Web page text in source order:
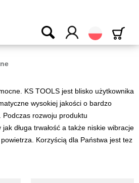
Polski
KS TOOLS jest blisko użytkownika
wysokiej jakości o bardzo
rozwoju produktu
długa trwałość a także niskie wibracje
Korzyścią dla Państwa jest tez